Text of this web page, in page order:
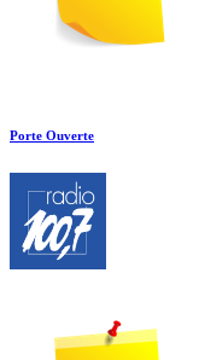
Porte Ouverte